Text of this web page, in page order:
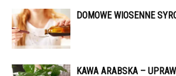
DOMOWE WIOSENNE
KAWA ARABSKA –